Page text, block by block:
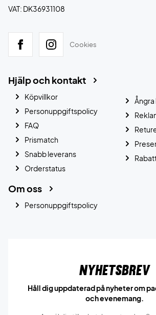
VAT: DK36931108
Cookies
Hjälp och kontakt
Köpvillkor
Personuppgiftspolicy
FAQ
Prismatch
Snabb leverans
Orderstatus
Om oss
Personuppgiftspolicy
Nyhetsbrev
Håll dig uppdaterad på nyheter om
och evenemang.